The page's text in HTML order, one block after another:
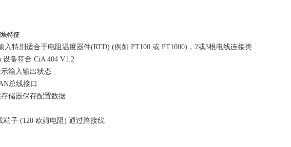
特征
入特别适合于电阻温度器件(RTD) (例如 PT100 或 PT1000)，2或3根电线连接类
设备符合 CiA 404 V1.2
输入输出状态
总线接口
储器保存配置数据
端子 (120 欧姆电阻) 通过跨接线